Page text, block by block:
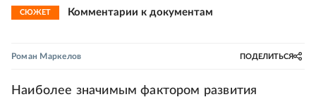
СЮЖЕТ Комментарии к документам
Роман Маркелов ПОДЕЛИТЬСЯ
Наиболее значимым фактором развития